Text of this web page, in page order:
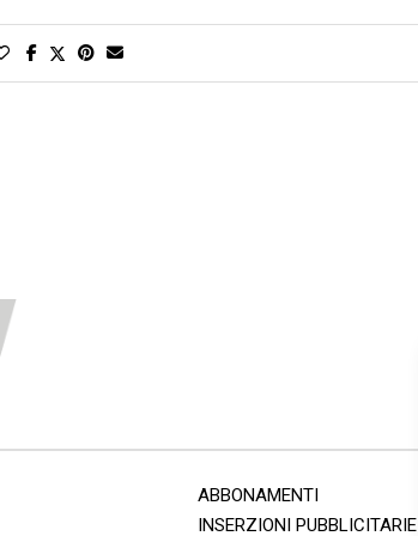
ABBONAMENTI
INSERZIONI PUBBLICITARIE